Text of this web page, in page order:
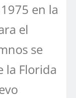
en la
el
se
la Florida